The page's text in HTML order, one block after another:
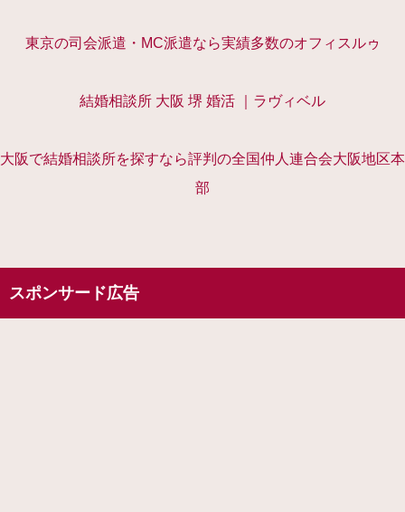
東京の司会派遣・MC派遣なら実績多数のオフィスルゥ
結婚相談所 大阪 堺 婚活 ｜ラヴィベル
大阪で結婚相談所を探すなら評判の全国仲人連合会大阪地区本
部
スポンサード広告